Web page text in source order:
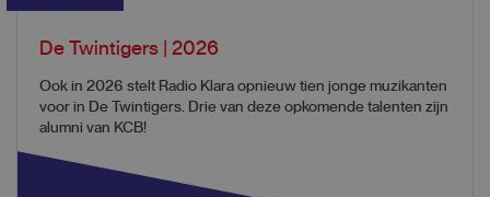
De Twintigers | 2026
Ook in 2026 stelt Radio Klara opnieuw tien jonge muzikanten
voor in De Twintigers. Drie van deze opkomende talenten zijn
alumni van KCB!